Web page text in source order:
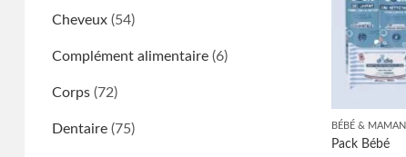
BÉBÉ & MAMAN
Pack Bébé
Cheveux (54)
Complément alimentaire (6)
Corps (72)
Dentaire (75)